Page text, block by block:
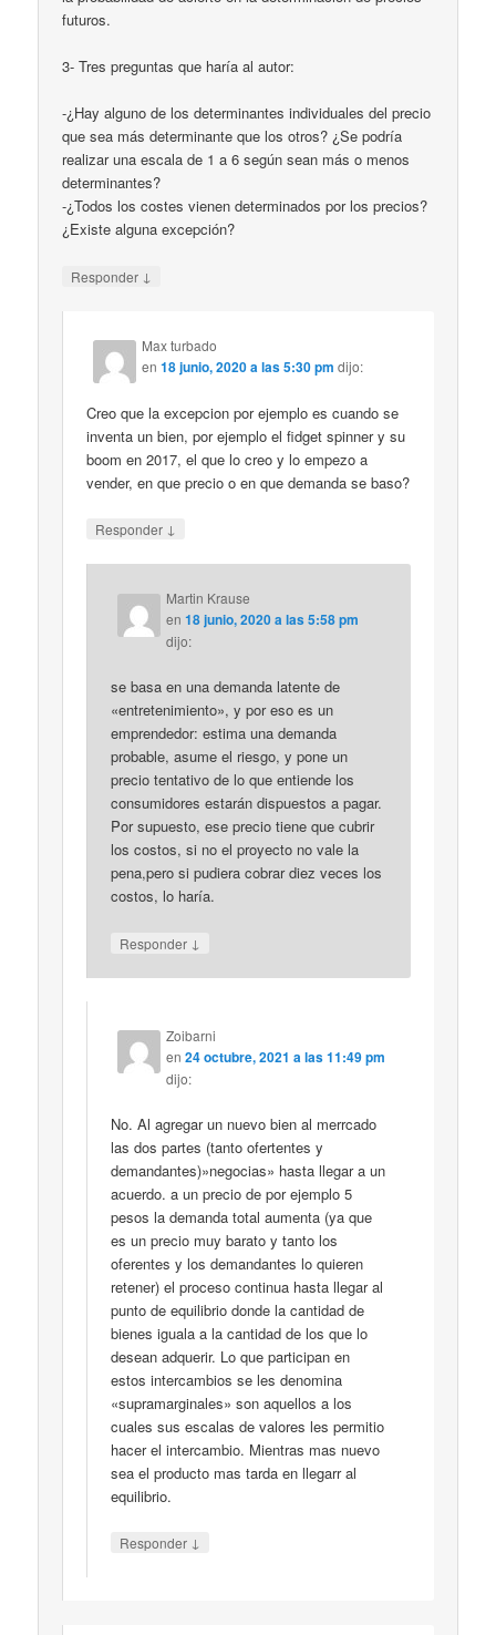
futuros.
3- Tres preguntas que haría al autor:
-¿Hay alguno de los determinantes individuales del precio
que sea más determinante que los otros? ¿Se podría
realizar una escala de 1 a 6 según sean más o menos
determinantes?
-¿Todos los costes vienen determinados por los precios?
¿Existe alguna excepción?
Responder ↓
Max turbado
en18 junio, 2020 a las 5:30 pm dijo:
Creo que la excepcion por ejemplo es cuando se
inventa un bien, por ejemplo el fidget spinner y su
boom en 2017, el que lo creo y lo empezo a
vender, en que precio o en que demanda se baso?
Responder ↓
Martin Krause
en18 junio, 2020 a las 5:58 pm
dijo:
se basa en una demanda latente de
«entretenimiento», y por eso es un
emprendedor: estima una demanda
probable, asume el riesgo, y pone un
precio tentativo de lo que entiende los
consumidores estarán dispuestos a pagar.
Por supuesto, ese precio tiene que cubrir
los costos, si no el proyecto no vale la
pena,pero si pudiera cobrar diez veces los
costos, lo haría.
Responder ↓
Zoibarni
en24 octubre, 2021 a las 11:49 pm
dijo:
No. Al agregar un nuevo bien al merrcado
las dos partes (tanto ofertentes y
demandantes)»negocias» hasta llegar a un
acuerdo. a un precio de por ejemplo 5
pesos la demanda total aumenta (ya que
es un precio muy barato y tanto los
oferentes y los demandantes lo quieren
retener) el proceso continua hasta llegar al
punto de equilibrio donde la cantidad de
bienes iguala a la cantidad de los que lo
desean adquerir. Lo que participan en
estos intercambios se les denomina
«supramarginales» son aquellos a los
cuales sus escalas de valores les permitio
hacer el intercambio. Mientras mas nuevo
sea el producto mas tarda en llegarr al
equilibrio.
Responder ↓